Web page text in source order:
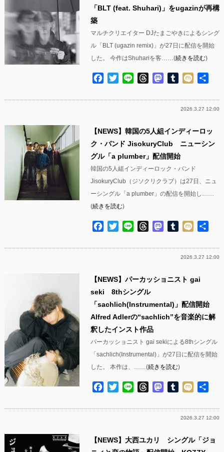
「BLT (feat. Shuhari)」をugazinが再構
築
マルチクリエイター DJたまごやきによるシング
ル「BLT (ugazin remix)」が27日に配信を開始
した。 今作はShuhariを客……(続きを読む)
Facebook
TwitterLine ThreadsMastodon
Tumblr
Mixi
2026.3.27 12:00
【NEWS】韓国の5人組インディーロッ
ク・バンド JisokuryClub ニューシン
グル「a plumber」配信開始
韓国の5人組インディーロック・バンド
JisokuryClub（ジソクリクラブ）は27日、ニュ
ーシングル「a plumber」の配信を開始し……
(続きを読む)
Facebook
TwitterLine ThreadsMastodon
Tumblr
Mixi
2026.3.27 12:00
【NEWS】パーカッショニスト gai
seki 8thシングル
「sachlich(Instrumental)」配信開始
Alfred Adlerの“sachlich”を音楽的に解
釈したインスト作品
パーカッショニスト gai sekiによる8thシングル
「sachlich(Instrumental)」が27日に配信を開始
した。 本作は、……(続きを読む)
Facebook
TwitterLine ThreadsMastodon
Tumblr
Mixi
2026.3.27 12:00
【NEWS】大西ユカリ シングル「ジョ